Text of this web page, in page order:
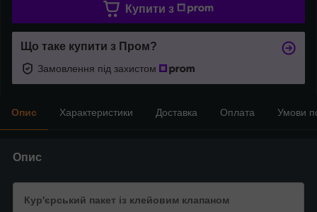
Купити з
Що таке купити з Пром?
Замовлення під захистом
Опис Характеристики Доставка Оплата Умови
Опис
Кур'єрський пакет із клейовим клапаном